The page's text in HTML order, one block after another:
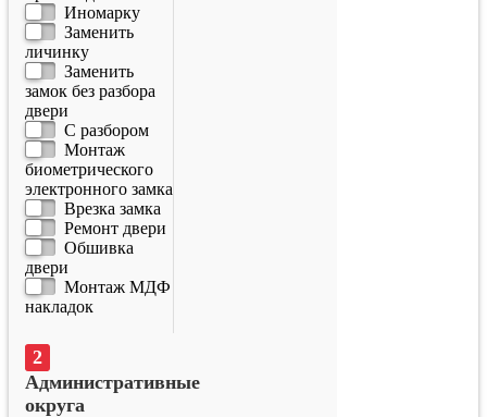
Иномарку
Заменить
личинку
Заменить
замок без разбора
двери
С разбором
Монтаж
биометрического
электронного замка
Врезка замка
Ремонт двери
Обшивка
двери
Монтаж МДФ
накладок
Административные
округа